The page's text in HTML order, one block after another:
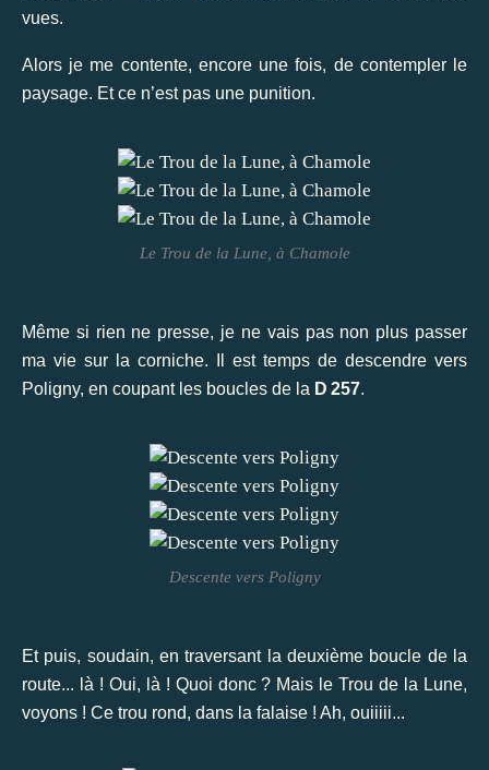
vues.
Alors je me contente, encore une fois, de contempler le
paysage. Et ce n’est pas une punition.
Le Trou de la Lune, à Chamole
Même si rien ne presse, je ne vais pas non plus passer
ma vie sur la corniche. Il est temps de descendre vers
Poligny, en coupant les boucles de la D 257.
Descente vers Poligny
Et puis, soudain, en traversant la deuxième boucle de la
route... là ! Oui, là ! Quoi donc ? Mais le Trou de la Lune,
voyons ! Ce trou rond, dans la falaise ! Ah, ouiiiii...